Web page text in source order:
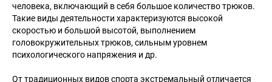
человека, включающий в себя большое количество трюков.
Такие виды деятельности характеризуются высокой
скоростью и большой высотой, выполнением
головокружительных трюков, сильным уровнем
психологического напряжения и др.
От традиционных видов спорта экстремальный отличается